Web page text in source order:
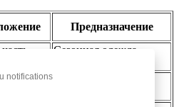
Предназначение
Сезонная одежда,
notifications